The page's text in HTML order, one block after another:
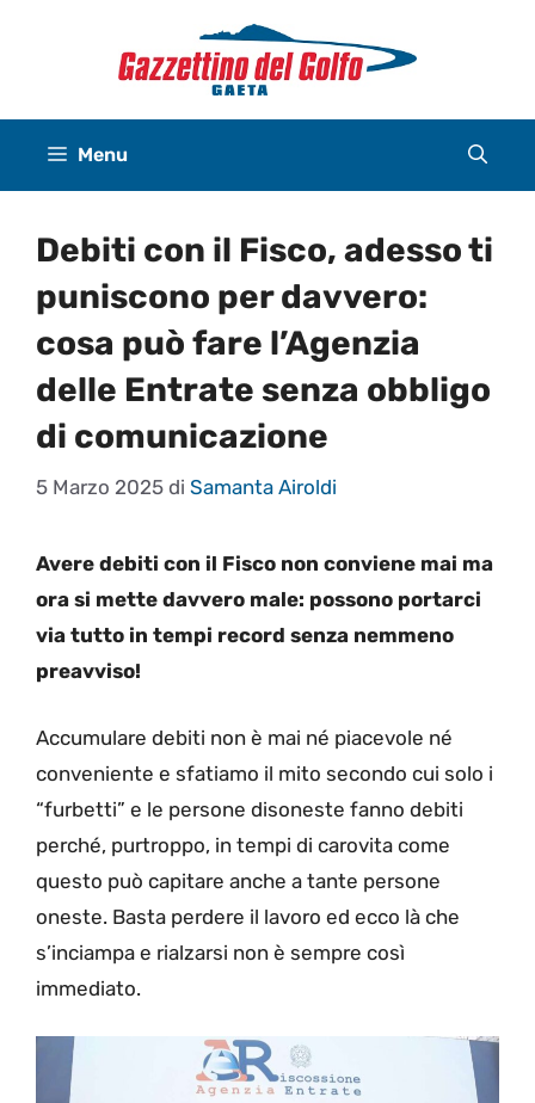
Menu
Debiti con il Fisco, adesso ti
puniscono per davvero:
cosa può fare l’Agenzia
delle Entrate senza obbligo
di comunicazione
5 Marzo 2025 di Samanta Airoldi
Avere debiti con il Fisco non conviene mai ma
ora si mette davvero male: possono portarci
via tutto in tempi record senza nemmeno
preavviso!
Accumulare debiti non è mai né piacevole né
conveniente e sfatiamo il mito secondo cui solo i
“furbetti” e le persone disoneste fanno debiti
perché, purtroppo, in tempi di carovita come
questo può capitare anche a tante persone
oneste. Basta perdere il lavoro ed ecco là che
s’inciampa e rialzarsi non è sempre così
immediato.